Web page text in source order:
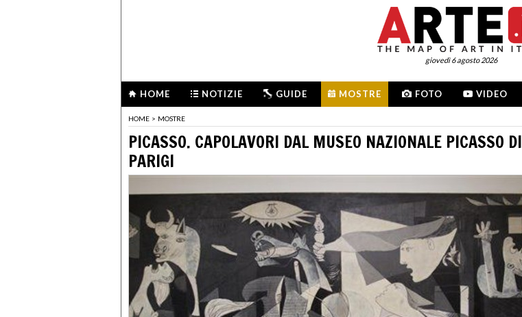
giovedì 6 agosto 2026
HOME NOTIZIE GUIDE MOSTRE FOTO VIDEO
HOME > MOSTRE
PICASSO. CAPOLAVORI DAL MUSEO NAZIONALE PICASSO DI
PARIGI